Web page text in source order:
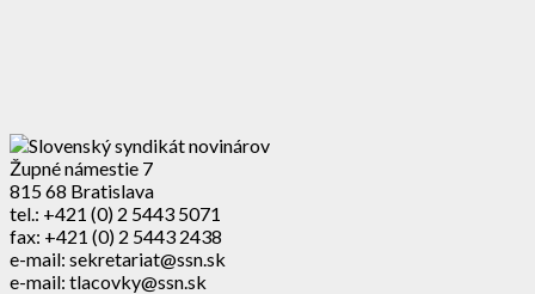
Župné námestie 7
815 68 Bratislava
tel.: +421 (0) 2 5443 5071
fax: +421 (0) 2 5443 2438
e-mail: sekretariat@ssn.sk
e-mail: tlacovky@ssn.sk